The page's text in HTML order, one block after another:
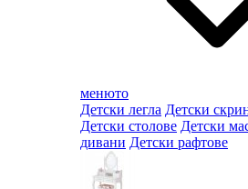
менюто
Детски легла Детски
Детски столове Детски
дивани Детски рафтове